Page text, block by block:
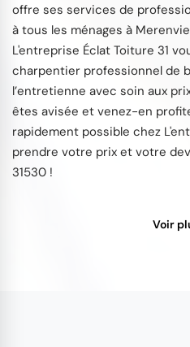
offre ses services de
à tous les ménages à
L'entreprise Éclat Toiture 31
charpentier professionnel de
l’entretienne avec soin aux
êtes avisée et venez-en
rapidement possible chez
prendre votre prix et votre
31530 !
Voir